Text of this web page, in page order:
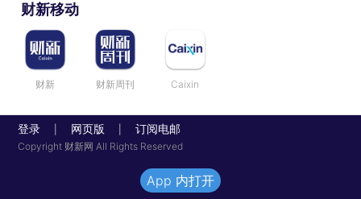
财新移动
财新 财新周刊 Caixin
登录 网页版 订阅电邮
Copyright 财新网 All Rights Reserved
App 内打开